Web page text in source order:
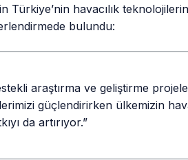
havacılık
bulundu:
araştırma ve geliştirme
güçlendirirken ülkemizin
da artırıyor.”